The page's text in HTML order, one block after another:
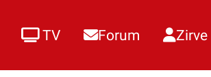
TV Forum Zirve